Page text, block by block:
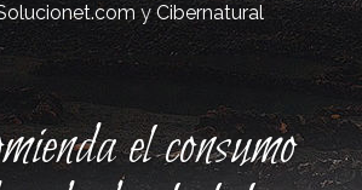
yCibernatural
el consumo